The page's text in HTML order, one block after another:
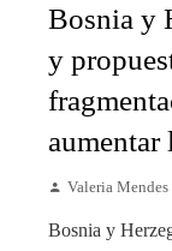
Bosnia y
y
aumentar
Valeria Mendes
Bosnia y